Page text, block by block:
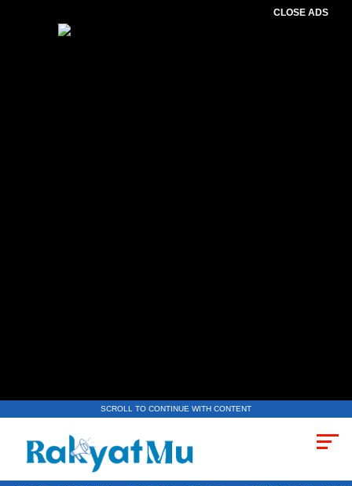
CLOSE ADS
SCROLL TO CONTINUE WITH CONTENT